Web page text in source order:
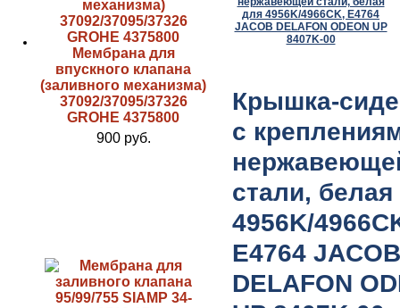
Мембрана для
впускного клапана
(заливного механизма)
37092/37095/37326
GROHE 4375800
900 руб.
Крышка-
с
стали,
4956K/
E4764 JACOB
DELAFON